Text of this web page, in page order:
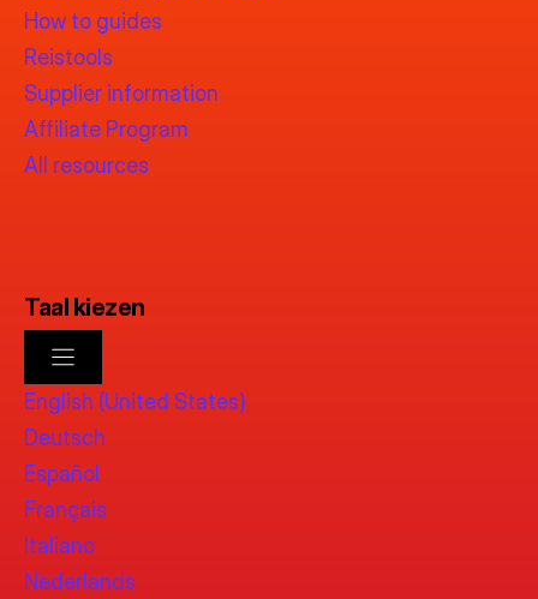
How to guides
Reistools
Supplier information
Affiliate Program
All resources
Taal kiezen
English (United States)
Deutsch
Español
Français
Italiano
Nederlands